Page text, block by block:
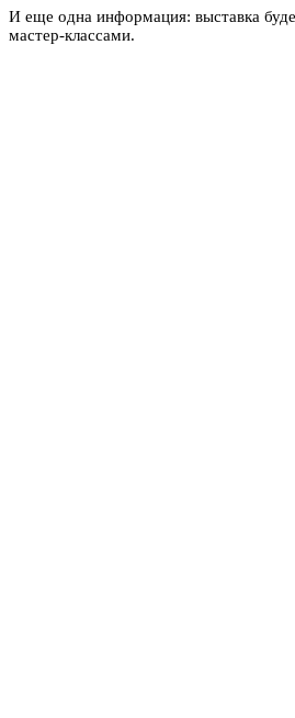
И еще одна информация: выставка
мастер-классами.